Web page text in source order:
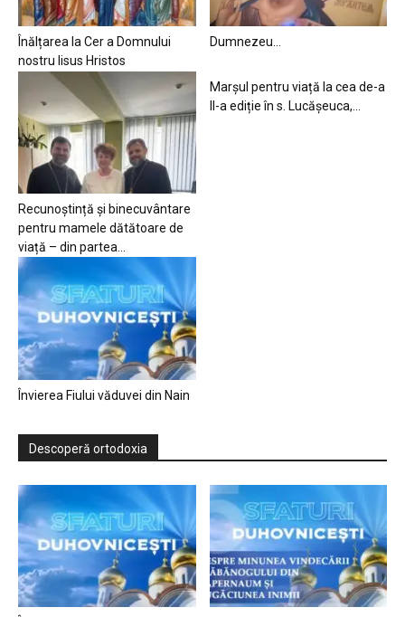
Înălțarea la Cer a Domnului
nostru Iisus Hristos
Dumnezeu…
Recunoștință și binecuvântare
pentru mamele dătătoare de
viață – din partea...
Marșul pentru viață la cea de-a
II-a ediție în s. Lucășeuca,...
Învierea Fiului văduvei din Nain
Descoperă ortodoxia